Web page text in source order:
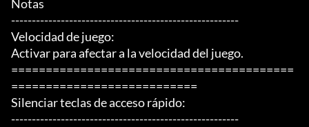
Notas
-------------------------------------------------------
Velocidad de juego:
Activar para afectar a la velocidad del juego.
=========================================
===========================
Silenciar teclas de acceso rápido:
-------------------------------------------------------